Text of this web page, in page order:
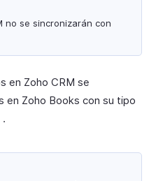
no se sincronizarán con
en Zoho CRM se
en Zoho Books con su tipo
.